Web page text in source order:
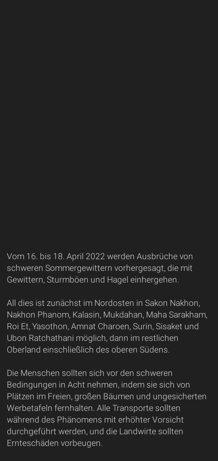
Vom 16. bis 18. April 2022 werden Ausbrüche von
schweren Sommergewittern vorhergesagt, die mit
Gewittern, Sturmböen und Hagel einhergehen.
All dies ist zunächst im Nordosten in Sakon Nakhon,
Nakhon Phanom, Kalasin, Mukdahan, Maha Sarakham,
Roi Et, Yasothon, Amnat Charoen, Surin, Sisaket und
Ubon Ratchathani möglich, dann im restlichen
Oberland einschließlich des oberen Südens.
Die Menschen sollten sich vor den schweren
Bedingungen in Acht nehmen, indem sie sich von
Plätzen im Freien, großen Bäumen und ungesicherten
Werbetafeln fernhalten. Alle Transporte sollten
während des Phänomens mit erhöhter Vorsicht
durchgeführt werden, und die Landwirte sollten
Ernteschäden vorbeugen.